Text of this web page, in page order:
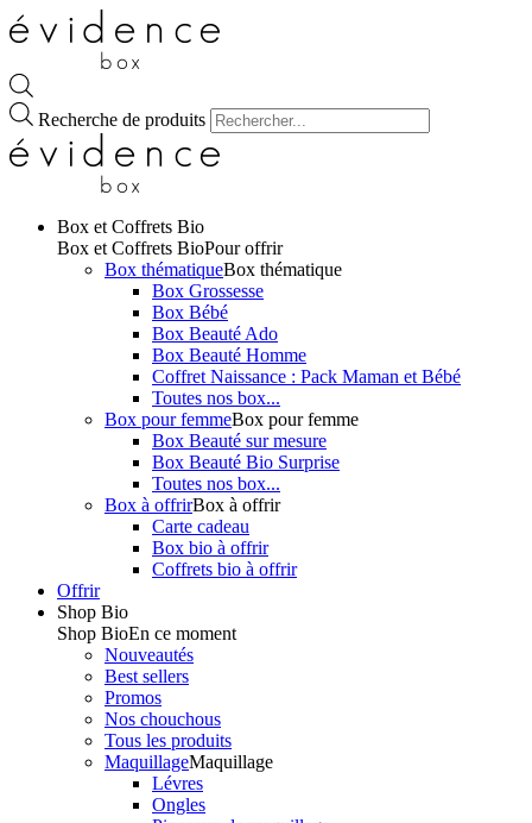
Recherche de produits
Box et Coffrets Bio
Box et Coffrets BioPour offrir
Box thématiqueBox thématique
Box Grossesse
Box Bébé
Box Beauté Ado
Box Beauté Homme
Coffret Naissance : Pack Maman et Bébé
Toutes nos box...
Box pour femmeBox pour femme
Box Beauté sur mesure
Box Beauté Bio Surprise
Toutes nos box...
Box à offrirBox à offrir
Carte cadeau
Box bio à offrir
Coffrets bio à offrir
Offrir
Shop Bio
Shop BioEn ce moment
Nouveautés
Best sellers
Promos
Nos chouchous
Tous les produits
MaquillageMaquillage
Lévres
Ongles